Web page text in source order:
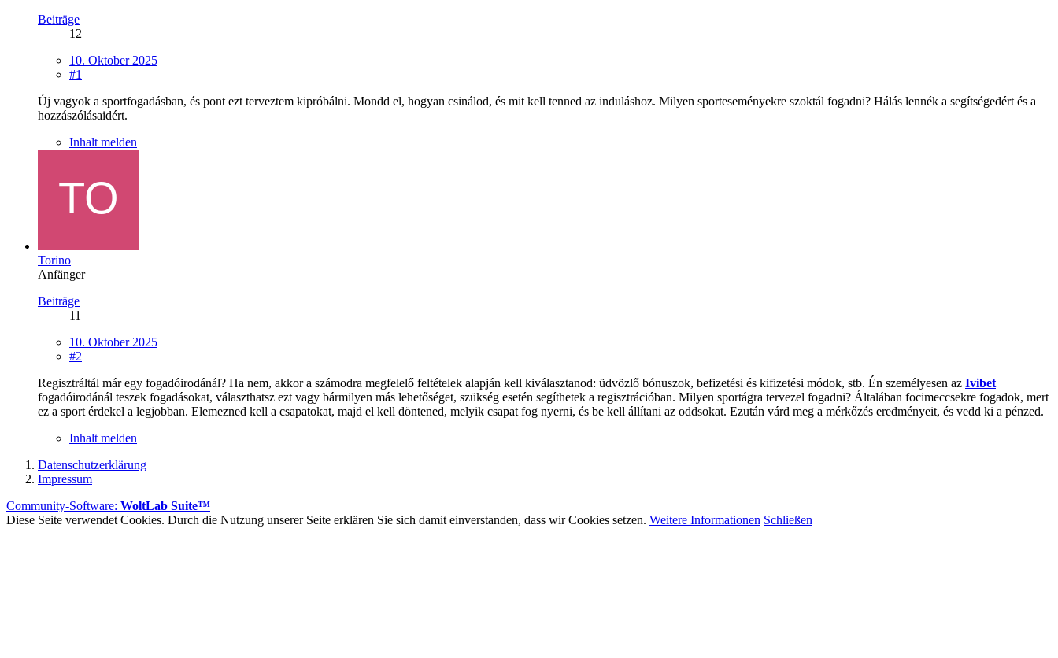
Beiträge
12
10. Oktober 2025
#1
Új vagyok a sportfogadásban, és pont ezt terveztem kipróbálni. Mondd el, hogyan csinálod, és mit kell tenned az induláshoz. Milyen sporteseményekre szoktál fogadni? Hálás lennék a segítségedért és a
hozzászólásaidért.
Inhalt melden
Torino
Anfänger
Beiträge
11
10. Oktober 2025
#2
Regisztráltál már egy fogadóirodánál? Ha nem, akkor a számodra megfelelő feltételek alapján kell kiválasztanod: üdvözlő bónuszok, befizetési és kifizetési módok, stb. Én személyesen az Ivibet
fogadóirodánál teszek fogadásokat, választhatsz ezt vagy bármilyen más lehetőséget, szükség esetén segíthetek a regisztrációban. Milyen sportágra tervezel fogadni? Általában focimeccsekre fogadok, mert
ez a sport érdekel a legjobban. Elemezned kell a csapatokat, majd el kell döntened, melyik csapat fog nyerni, és be kell állítani az oddsokat. Ezután várd meg a mérkőzés eredményeit, és vedd ki a pénzed.
Inhalt melden
Datenschutzerklärung
Impressum
Community-Software: WoltLab Suite™
Diese Seite verwendet Cookies. Durch die Nutzung unserer Seite erklären Sie sich damit einverstanden, dass wir Cookies setzen. Weitere Informationen Schließen